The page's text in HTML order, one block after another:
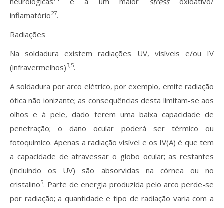
inflamatório27.
Radiações
Na soldadura existem radiações UV, visíveis e/ou IV
(infravermelhos)3,5.
A soldadura por arco elétrico, por exemplo, emite radiação
ótica não ionizante; as consequências desta limitam-se aos
olhos e à pele, dado terem uma baixa capacidade de
penetração; o dano ocular poderá ser térmico ou
fotoquímico. Apenas a radiação visível e os IV(A) é que tem
a capacidade de atravessar o globo ocular; as restantes
(incluindo os UV) são absorvidas na córnea ou no
cristalino5. Parte de energia produzida pelo arco perde-se
por radiação; a quantidade e tipo de radiação varia com a